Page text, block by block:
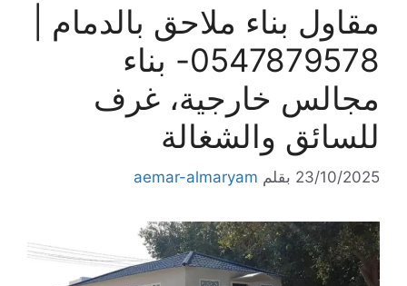
مقاول بناء ملاحق بالدمام |
0547879578- بناء
مجالس خارجية، غرف
للسائق والشغالة
23/10/2025 بقلم aemar-almaryam